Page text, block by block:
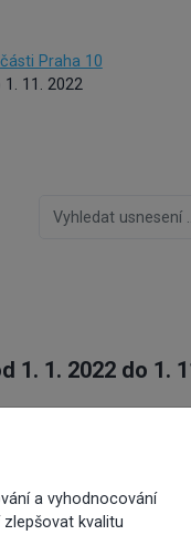
Praha 10
11. 2022
1. 1. 2022 do 1.
a vyhodnocování
kvalitu